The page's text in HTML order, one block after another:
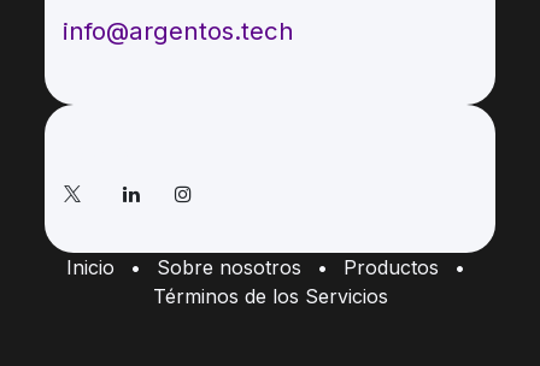
info@argentos.tech
Inicio • Sobre nosotros • Productos
•
Términos de los Servicios